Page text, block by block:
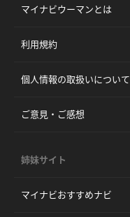
マイナビウーマンとは
利用規約
個人情報の取扱いについて
ご意見・ご感想
姉妹サイト
マイナビおすすめナビ